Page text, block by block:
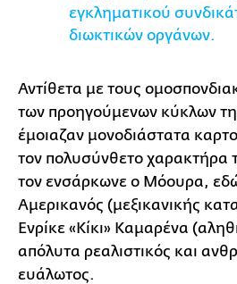
εγκληματικού
διωκτικών οργάνων.
Αντίθετα με τους
των προηγούμενων κύκλων
έμοιαζαν μονοδιάστατα
τον πολυσύνθετο χαρακτήρα
τον ενσάρκωνε ο Μόουρα, εδώ
Αμερικανός (μεξικανικής
Ενρίκε «Κίκι» Καμαρένα
απόλυτα ρεαλιστικός και
ευάλωτος.